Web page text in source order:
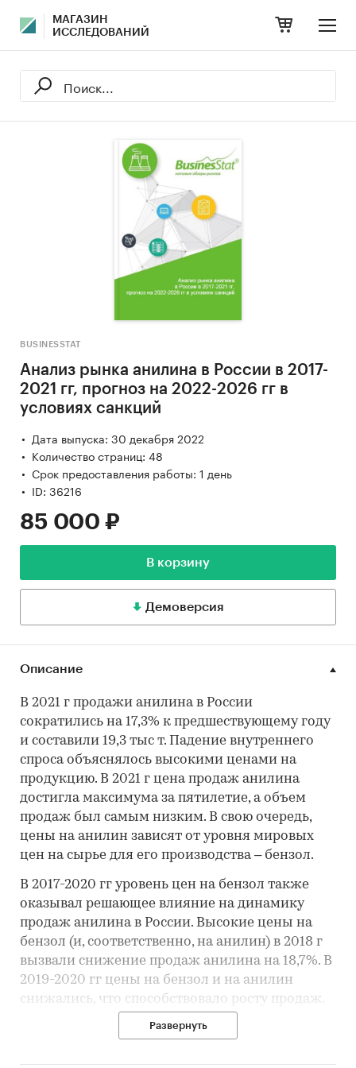
МАГАЗИН
ИССЛЕДОВАНИЙ
BUSINESSTAT
Анализ рынка анилина в России в 2017-
2021 гг, прогноз на 2022-2026 гг в
условиях санкций
Дата выпуска: 30 декабря 2022
Количество страниц: 48
Срок предоставления работы: 1 день
ID: 36216
85 000 ₽
В корзину
Демоверсия
Описание
В 2021 г продажи анилина в России
сократились на 17,3% к предшествующему году
и составили 19,3 тыс т. Падение внутреннего
спроса объяснялось высокими ценами на
продукцию. В 2021 г цена продаж анилина
достигла максимума за пятилетие, а объем
продаж был самым низким. В свою очередь,
цены на анилин зависят от уровня мировых
цен на сырье для его производства – бензол.
В 2017-2020 гг уровень цен на бензол также
оказывал решающее влияние на динамику
продаж анилина в России. Высокие цены на
бензол (и, соответственно, на анилин) в 2018 г
вызвали снижение продаж анилина на 18,7%. В
2019-2020 гг цены на бензол и на анилин
снижались, что способствовало росту продаж.
На товарном рынке анилина в России
Развернуть